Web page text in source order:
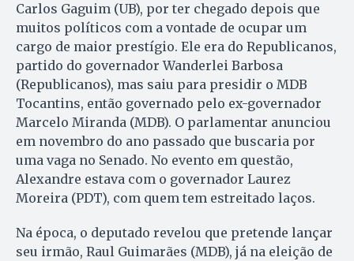
Carlos Gaguim (UB), por ter chegado depois que
muitos políticos com a vontade de ocupar um
cargo de maior prestígio. Ele era do Republicanos,
partido do governador Wanderlei Barbosa
(Republicanos), mas saiu para presidir o MDB
Tocantins, então governado pelo ex-governador
Marcelo Miranda (MDB). O parlamentar anunciou
em novembro do ano passado que buscaria por
uma vaga no Senado. No evento em questão,
Alexandre estava com o governador Laurez
Moreira (PDT), com quem tem estreitado laços.
Na época, o deputado revelou que pretende lançar
seu irmão, Raul Guimarães (MDB), já na eleição de